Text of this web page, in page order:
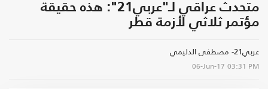
متحدث عراقي لـ"عربي21": هذه حقيقة
مؤتمر ثلاثي لأزمة قطر
عربي21- مصطفى الدليمي
06-Jun-17 03:31 PM